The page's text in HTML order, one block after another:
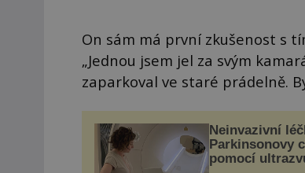
On sám má první zkušenost s
„Jednou jsem jel za svým
zaparkoval ve staré prádelně.
Neinvazivní
Parkinsonovy
pomocí